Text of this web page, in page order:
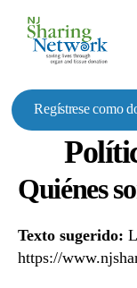
de
de
Nueva
Jersey
Regístrese como
Quiénes
Texto sugerido:
https://